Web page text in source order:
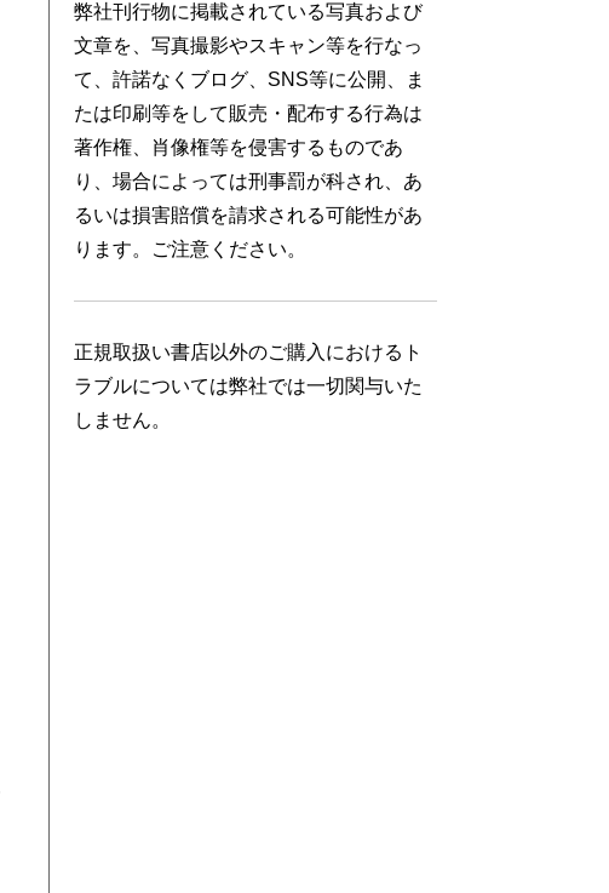
弊社刊行物に掲載されている写真および
文章を、写真撮影やスキャン等を行なっ
て、許諾なくブログ、SNS等に公開、ま
たは印刷等をして販売・配布する行為は
著作権、肖像権等を侵害するものであ
り、場合によっては刑事罰が科され、あ
るいは損害賠償を請求される可能性があ
ります。ご注意ください。
正規取扱い書店以外のご購入におけるト
ラブルについては弊社では一切関与いた
しません。